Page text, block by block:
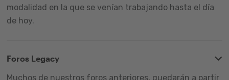
modalidad en la que se venían trabajando hasta el día
de hoy.
Foros Legacy
Muchos de nuestros foros anteriores, quedarán a partir